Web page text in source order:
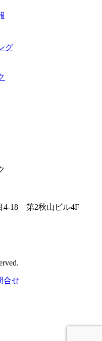
グ
4-18 第2秋山ビル4F